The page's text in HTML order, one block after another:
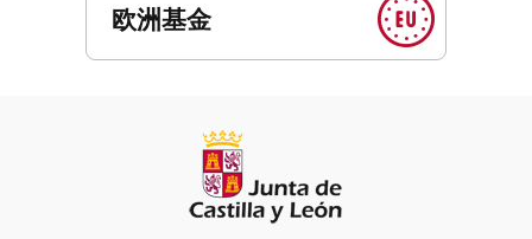
欧洲基金